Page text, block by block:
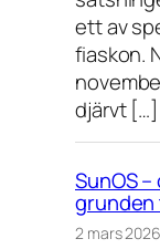
ett av
fiaskon.
djärvt […]
SunOS
grunden
2 mars 2026